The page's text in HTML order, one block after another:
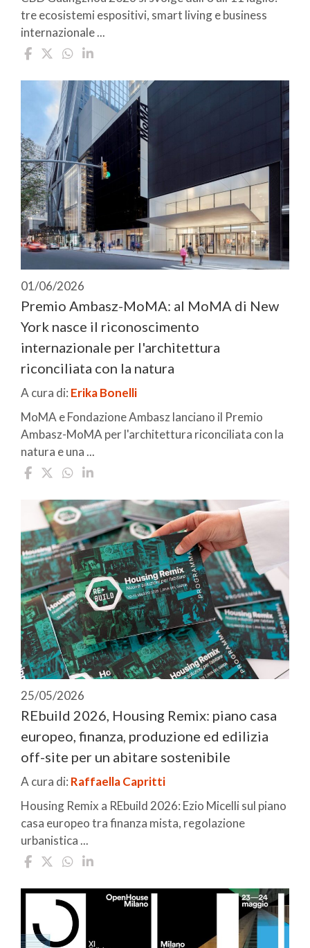
tre ecosistemi espositivi, smart living e business
internazionale ...
01/06/2026
Premio Ambasz-MoMA: al MoMA di New
York nasce il riconoscimento
internazionale per l'architettura
riconciliata con la natura
A cura di: Erika Bonelli
MoMA e Fondazione Ambasz lanciano il Premio
Ambasz-MoMA per l'architettura riconciliata con la
natura e una ...
25/05/2026
REbuild 2026, Housing Remix: piano casa
europeo, finanza, produzione ed edilizia
off-site per un abitare sostenibile
A cura di: Raffaella Capritti
Housing Remix a REbuild 2026: Ezio Micelli sul piano
casa europeo tra finanza mista, regolazione
urbanistica ...